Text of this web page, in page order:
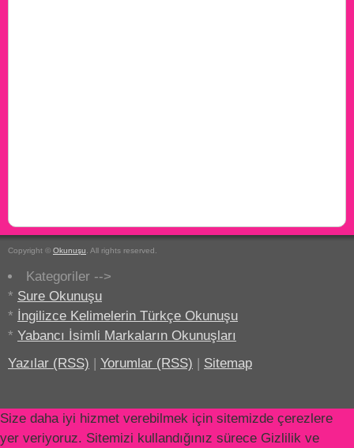
Copyright © Okunuşu . All rights reserved.
Kategoriler -->
* Sure Okunuşu
* İngilizce Kelimelerin Türkçe Okunuşu
* Yabancı İsimli Markaların Okunuşları
Yazılar (RSS) | Yorumlar (RSS) | Sitemap
Size daha iyi hizmet verebilmek için sitemizde çerezlere
yer veriyoruz. Sitemizi kullandığınız sürece Gizlilik ve